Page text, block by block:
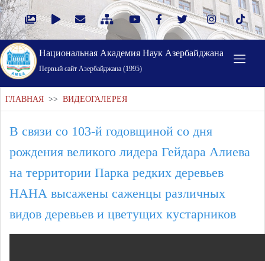
Национальная Академия Наук Азербайджана
Первый cайт Азербайджана (1995)
ГЛАВНАЯ >> ВИДЕОГАЛЕРЕЯ
В связи со 103-й годовщиной со дня
рождения великого лидера Гейдара Алиева
на территории Парка редких деревьев
НАНА высажены саженцы различных
видов деревьев и цветущих кустарников